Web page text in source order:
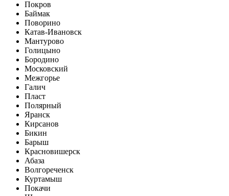
Покров
Баймак
Поворино
Катав-Ивановск
Мантурово
Голицыно
Бородино
Московский
Межгорье
Галич
Пласт
Полярный
Яранск
Кирсанов
Бикин
Барыш
Красновишерск
Абаза
Волгореченск
Куртамыш
Покачи